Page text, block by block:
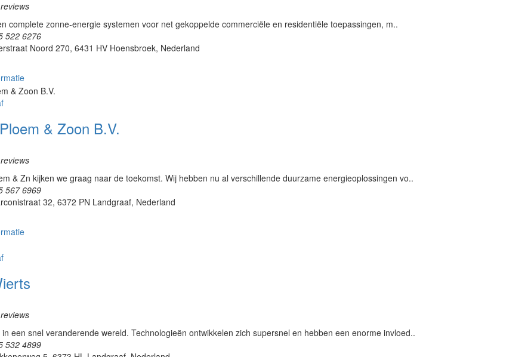
complete zonne-energie systemen voor net gekoppelde commerciële en residentiële toepassingen, m..
522 6276
Noord 270, 6431 HV Hoensbroek, Nederland
& Zoon B.V.
& Zn kijken we graag naar de toekomst. Wij hebben nu al verschillende duurzame energieoplossingen vo..
567 6969
32, 6372 PN Landgraaf, Nederland
een snel veranderende wereld. Technologieën ontwikkelen zich supersnel en hebben een enorme invloed..
532 4899